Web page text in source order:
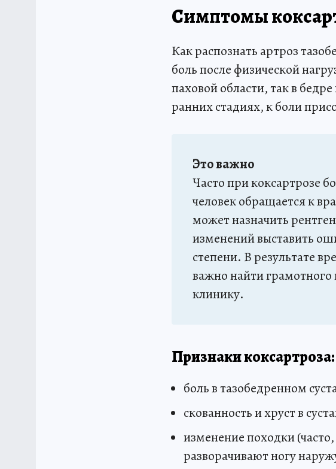
Симптомы
Как распознать артроз
боль после физической
паховой области, так в
ранних стадиях, к боли
Это важно
Часто при коксартрозе
человек обращается к
может назначить
изменений выставить
степени. В результате
важно найти
клинику.
Признаки коксартроза:
боль в тазобедренном
скованность и хруст в
изменение походки
разворачивают ногу